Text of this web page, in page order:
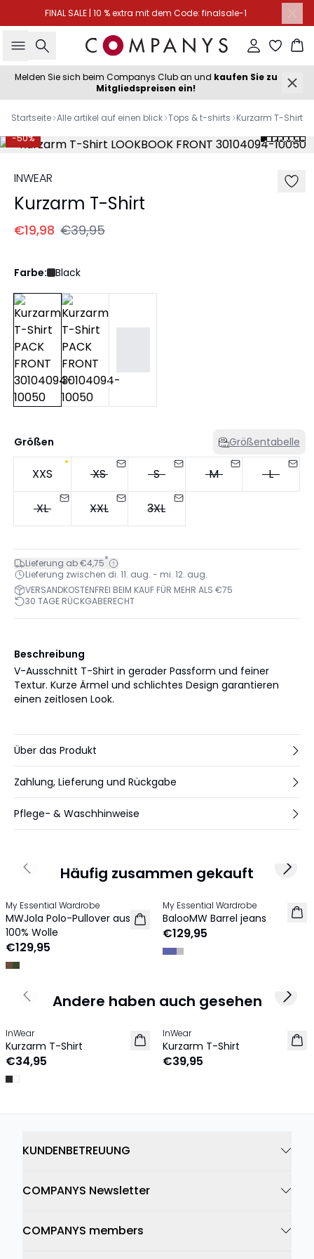
FINAL SALE | 10 % extra mit dem Code: finalsale-1
Suche Einloggen
Melden Sie sich beim Companys Club an und kaufen Sie zu
Mitgliedspreisen ein!
Startseite Alle artikel auf einen blick Tops & t-shirts Kurzarm T-Shirt
-50%
INWEAR
Kurzarm T-Shirt
€19,98 €39,95
Farbe: Black
Größen Größentabelle
XXS XS S M L
XL XXL 3XL
Lieferung ab €4,75*
Lieferung zwischen di. 11. aug. - mi. 12. aug.
VERSANDKOSTENFREI BEIM KAUF FÜR MEHR ALS €75
30 TAGE RÜCKGABERECHT
Beschreibung
V-Ausschnitt T-Shirt in gerader Passform und feiner
Textur. Kurze Ärmel und schlichtes Design garantieren
einen zeitlosen Look.
Über das Produkt
Zahlung, Lieferung und Rückgabe
Pflege- & Waschhinweise
Häufig zusammen gekauft
NEU
My Essential Wardrobe
MWJola Polo-Pullover aus
100% Wolle
€129,95
NEU
My Essential Wardrobe
BalooMW Barrel jeans
€129,95
Previous slide Next
Andere haben auch gesehen
InWear
Kurzarm T-Shirt
€34,95
LEINEN
InWear
Kurzarm T-Shirt
€39,95
Previous slide Next
KUNDENBETREUUNG
COMPANYS Newsletter
COMPANYS members